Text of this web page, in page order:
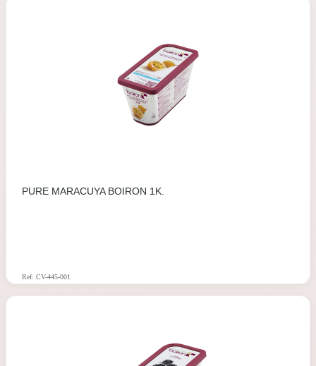
PURE MARACUYA BOIRON 1K.
Ref: CV-445-001